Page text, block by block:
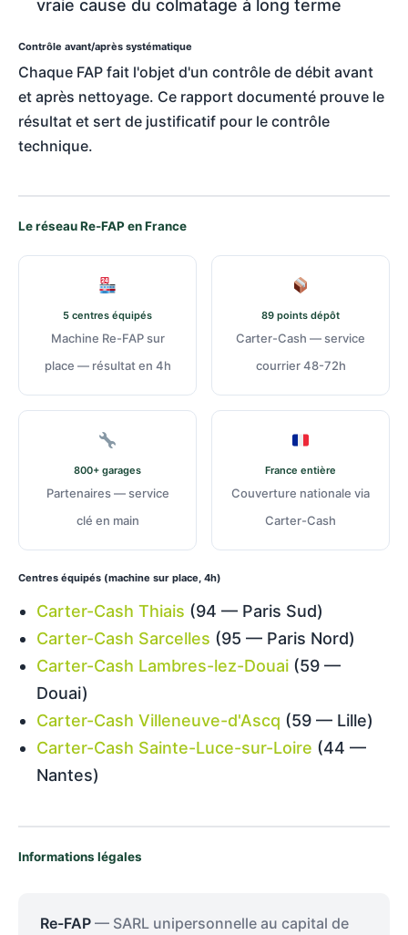
vraie cause du colmatage à long terme
Contrôle avant/après systématique
Chaque FAP fait l'objet d'un contrôle de débit avant
et après nettoyage. Ce rapport documenté prouve le
résultat et sert de justificatif pour le contrôle
technique.
Le réseau Re-FAP en France
5 centres équipés
Machine Re-FAP sur
place — résultat en 4h
89 points dépôt
Carter-Cash — service
courrier 48-72h
800+ garages
Partenaires — service
clé en main
France entière
Couverture nationale via
Carter-Cash
Centres équipés (machine sur place, 4h)
Carter-Cash Thiais (94 — Paris Sud)
Carter-Cash Sarcelles (95 — Paris Nord)
Carter-Cash Lambres-lez-Douai (59 —
Douai)
Carter-Cash Villeneuve-d'Ascq (59 — Lille)
Carter-Cash Sainte-Luce-sur-Loire (44 —
Nantes)
Informations légales
Re-FAP — SARL unipersonnelle au capital de